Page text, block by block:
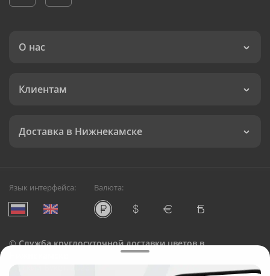
О нас
Клиентам
Доставка в Нижнекамске
Язык интерфейса: Валюта:
©Служба круглосуточной доставки цветов в
Русский Букет, 2026